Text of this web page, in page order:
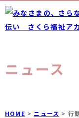
ニュース
HOME > ニュース > 行